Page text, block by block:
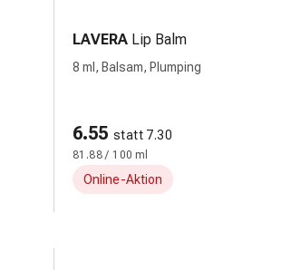
LAVERA Lip Balm
8 ml, Balsam, Plumping
6.55 statt 7.30
81.88 / 100 ml
Online-Aktion